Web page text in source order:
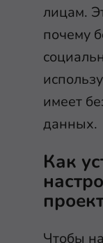
лицам.
почему
имеет
данных.
Как
Чтобы